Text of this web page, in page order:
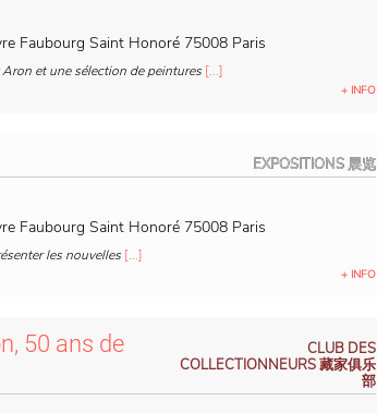
Faubourg Saint Honoré 75008 Paris
et une sélection de peintures [...]
+ INFO
EXPOSITIONS 展览
Faubourg Saint Honoré 75008 Paris
les nouvelles [...]
+ INFO
50 ans de
CLUB DES
COLLECTIONNEURS 藏家俱乐
部